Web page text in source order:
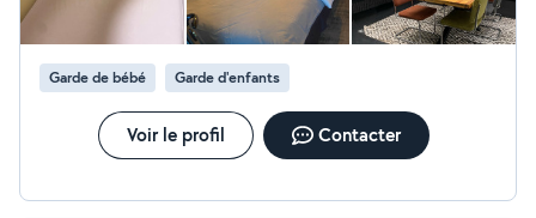
Garde de bébé Garde d'enfants
Voir le profil Contacter